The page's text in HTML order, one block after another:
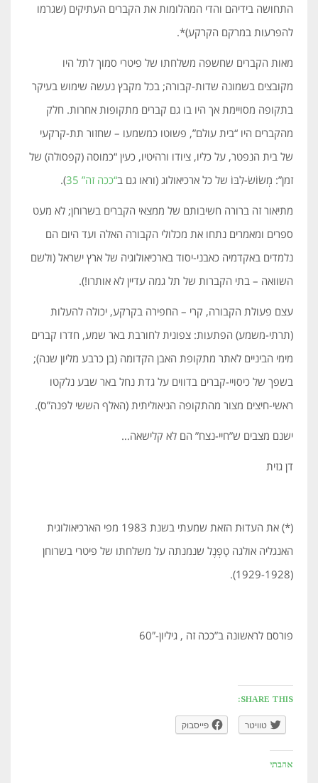
התחושה בידיהם והדי המהלומות את הקברים העתיקים (שגרמו
להפרעות במרקם הקרקע)*.
מאות הקברים שחשפה משלחתו של פיטרי סמוך לתל היו
מקובצים בשמונה שדות-קבורה; בכל מקבץ נעשה שימוש בעיקר
בתקופה מסויימת אך היו בו גם קברים מתקופות אחרות. חלק
מהקברים היו “בית עולם”, פשוטו כמשמעו – שחזור תת-קרקעי
של בית הנפטר, על כליו, ציודו ורהיטיו, כעין “כמוסה (קפסולה) של
זמן”: מְשׂוֹשׂ-לִבּוֹ של כל ארכיאולוג (וראו גם ב“ככה זה” 35 ).
מתיאור זה ברורה חשיבותם של ממצאי הקברים בשרוחן; לא מעט
ספרים ומאמרים נתחו את מכלולי הקבורה האלה ועד היום הם
נלמדים באקדמיה כאבני-יסוד בארכיאולוגיה של ארץ ישראל (ולשם
השוואה – בתי הקברות של תל גמה עדיין לא אותרו!).
עצם פעולת הקבורה, קרי – החפירה בקרקע, יכולה להעלות
(תרתי-משמע) הפתעות: צפונית לחורבת באר שמע, חדרו קברים
מימי הביניים לאתר מתקופת האבן הקדומה (בן כרבע מליון שנה);
בשפך של כיסויי-קברים בדווים על גדת נחל באר שבע נלקטו
ראשי-חיצים מצור מהתקופה הניאוליתית (האלף הששי לפנה”ס).
ישנם מצבים ש”חיי-נצח” הם לא קלישאה…
דן גזית
(*) את העדוּת הזאת שמעתי בשנת 1983 מפי הארכיאולוגית
האנגליה אולגה טָפְנֶל שנמנתה על משלחתו של פיטרי בשרוחן
(1929-1928).
פורסם לראשונה ב”ככה זה , גיליון-60″
SHARE THIS:
טוויטר פייסבוק
אהבתי